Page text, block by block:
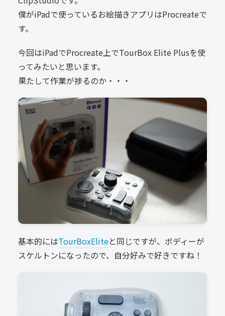
僕がiPadで使っているお絵描きアプリはProcreateで
す。
今回はiPadでProcreate上でTourBox Elite Plusを使
ってみたいと思います。
果たして作業が捗るのか・・・
基本的にはTourBoxEliteと同じですが、ボディーが
スケルトンになったので、自分好みで好きですね！